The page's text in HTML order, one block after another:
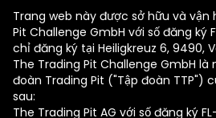
Trang web này được sở hữu và vận
Pit Challenge GmbH với số đăng ký
chỉ đăng ký tại Heiligkreuz 6, 9490,
The Trading Pit Challenge GmbH là
đoàn Trading Pit ("Tập đoàn TTP")
sau:
The Trading Pit AG với số đăng ký